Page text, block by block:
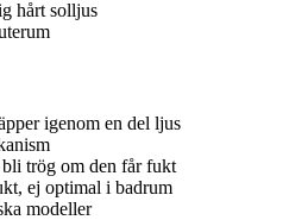
hårt solljus
igenom en del ljus
trög om den får fukt
ej optimal i badrum
modeller